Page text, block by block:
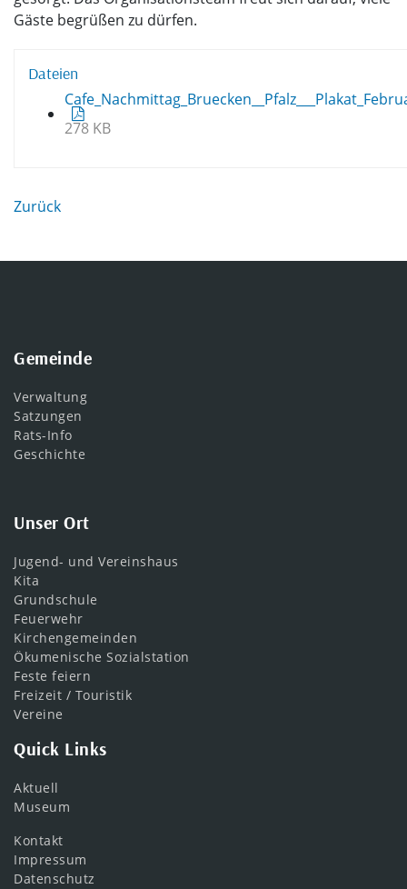
Gäste begrüßen zu dürfen.
Dateien
278 KB
Zurück
Gemeinde
Verwaltung
Satzungen
Rats-Info
Geschichte
Unser Ort
Jugend- und Vereinshaus
Kita
Grundschule
Feuerwehr
Kirchengemeinden
Ökumenische Sozialstation
Feste feiern
Freizeit / Touristik
Vereine
Quick Links
Aktuell
Museum
Kontakt
Impressum
Datenschutz